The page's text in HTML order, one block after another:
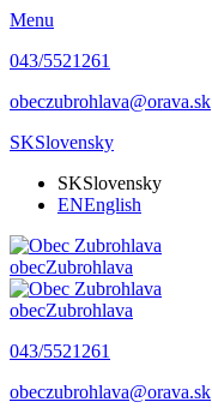
Menu
043/5521261
obeczubrohlava@orava.sk
SKSlovensky
SKSlovensky
ENEnglish
obecZubrohlava
obecZubrohlava
043/5521261
obeczubrohlava@orava.sk